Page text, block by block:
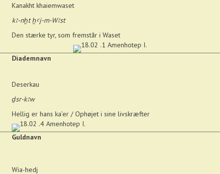
Kanakht khaiemwaset
kꜣ-nḫt ḫꜥj-m-Wꜣst
Den stærke tyr, som fremstår i Waset
Diademnavn
Deserkau
ḏsr-kꜣw
Hellig er hans ka’er / Ophøjet i sine livskræfter
Guldnavn
Wia-hedj